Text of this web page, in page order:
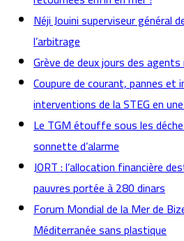
Néji Jouini superviseur général
l’arbitrage
Grève de deux jours des
Coupure de courant, pannes
interventions de la STEG en
Le TGM étouffe sous les
sonnette d’alarme
JORT : l’allocation financière
pauvres portée à 280 dinars
Forum Mondial de la Mer de
Méditerranée sans plastique